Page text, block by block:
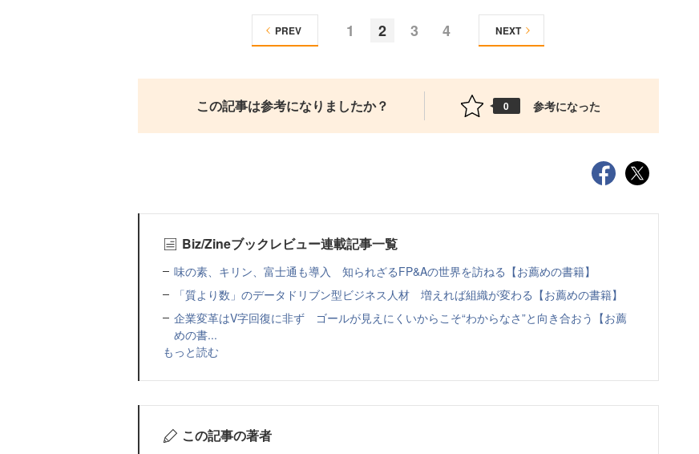
1 2 3 4
PREV NEXT
この記事は参考になりましたか？ 0 参考になった
Biz/Zineブックレビュー連載記事一覧
味の素、キリン、富士通も導入 知られざるFP&Aの世界を訪ねる【お薦めの書籍】
「質より数」のデータドリブン型ビジネス人材 増えれば組織が変わる【お薦めの書籍】
企業変革はV字回復に非ず ゴールが見えにくいからこそ“わからなさ”と向き合おう【お薦
めの書...
もっと読む
この記事の著者